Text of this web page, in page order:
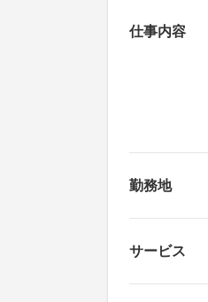
仕事内容
勤務地
サービス